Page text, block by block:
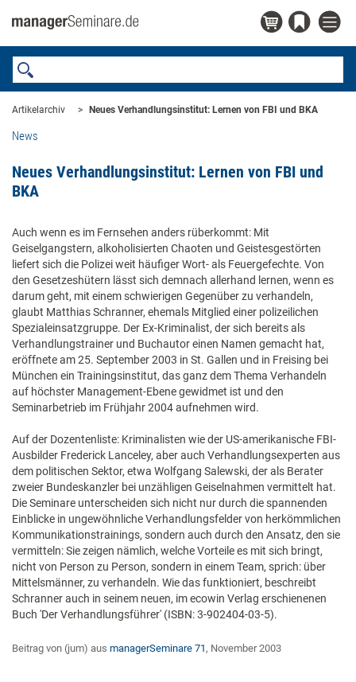
Artikelarchiv Neues Verhandlungsinstitut: Lernen von FBI und BKA
News
Neues Verhandlungsinstitut: Lernen von FBI und
BKA
Auch wenn es im Fernsehen anders rüberkommt: Mit
Geiselgangstern, alkoholisierten Chaoten und Geistesgestörten
liefert sich die Polizei weit häufiger Wort- als Feuergefechte. Von
den Gesetzeshütern lässt sich demnach allerhand lernen, wenn es
darum geht, mit einem schwierigen Gegenüber zu verhandeln,
glaubt Matthias Schranner, ehemals Mitglied einer polizeilichen
Spezialeinsatzgruppe. Der Ex-Kriminalist, der sich bereits als
Verhandlungstrainer und Buchautor einen Namen gemacht hat,
eröffnete am 25. September 2003 in St. Gallen und in Freising bei
München ein Trainingsinstitut, das ganz dem Thema Verhandeln
auf höchster Management-Ebene gewidmet ist und den
Seminarbetrieb im Frühjahr 2004 aufnehmen wird.
Auf der Dozentenliste: Kriminalisten wie der US-amerikanische FBI-
Ausbilder Frederick Lanceley, aber auch Verhandlungsexperten aus
dem politischen Sektor, etwa Wolfgang Salewski, der als Berater
zweier Bundeskanzler bei unzähligen Geiselnahmen vermittelt hat.
Die Seminare unterscheiden sich nicht nur durch die spannenden
Einblicke in ungewöhnliche Verhandlungsfelder von herkömmlichen
Kommunikationstrainings, sondern auch durch den Ansatz, den sie
vermitteln: Sie zeigen nämlich, welche Vorteile es mit sich bringt,
nicht von Person zu Person, sondern in einem Team, sprich: über
Mittelsmänner, zu verhandeln. Wie das funktioniert, beschreibt
Schranner auch in seinem neuen, im ecowin Verlag erschienenen
Buch 'Der Verhandlungsführer' (ISBN: 3-902404-03-5).
Beitrag von (jum) aus managerSeminare 71, November 2003